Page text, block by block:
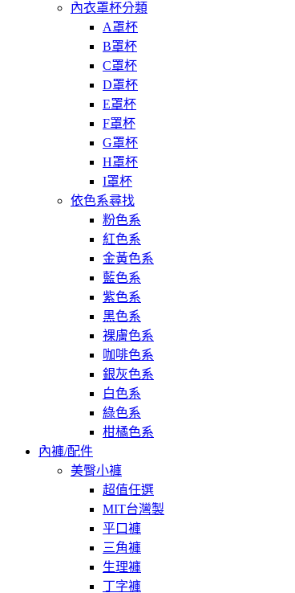
內衣罩杯分類
A罩杯
B罩杯
C罩杯
D罩杯
E罩杯
F罩杯
G罩杯
H罩杯
I罩杯
依色系尋找
粉色系
紅色系
金黃色系
藍色系
紫色系
黑色系
裸膚色系
咖啡色系
銀灰色系
白色系
綠色系
柑橘色系
內褲/配件
美臀小褲
超值任選
MIT台灣製
平口褲
三角褲
生理褲
丁字褲